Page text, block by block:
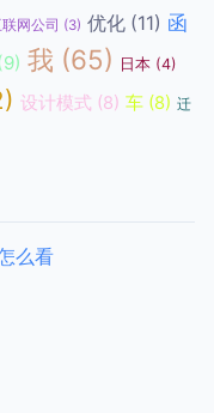
网公司 (3) 优化 (11) 函
我 (65) 日本 (4)
设计模式 (8) 车 (8) 迁
么看